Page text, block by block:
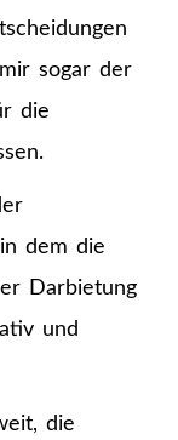
sogar der
die
dem die
Darbietung
und
die